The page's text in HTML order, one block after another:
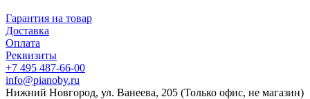
Гарантия на товар
Доставка
Оплата
Реквизиты
+7 495 487-66-00
info@pianoby.ru
Нижний Новгород, ул. Ванеева, 205 (Только офис, не магазин)